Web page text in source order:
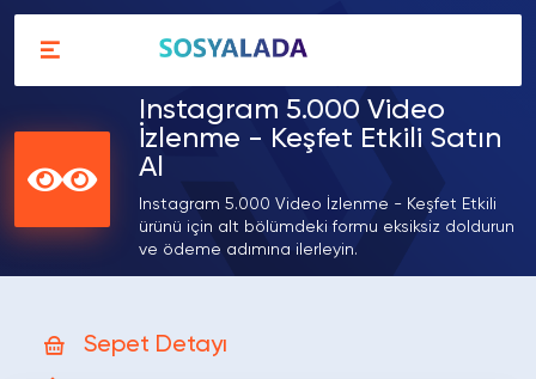
Instagram 5.000 Video
İzlenme - Keşfet Etkili Satın
Al
Instagram 5.000 Video İzlenme - Keşfet Etkili
ürünü için alt bölümdeki formu eksiksiz doldurun
ve ödeme adımına ilerleyin.
Sepet Detayı